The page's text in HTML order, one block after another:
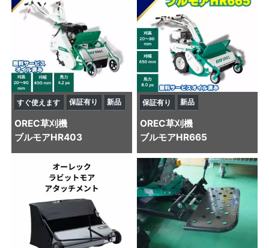
すぐ使えます 保証有り 新品
OREC草刈機
ブルモアHR403
保証有り 新品
OREC草刈機
ブルモアHR665